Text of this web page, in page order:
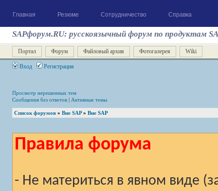
Главная Резюме Сотрудничество Справка
SAPфорум.RU: русскоязычный форум по продуктам
Портал Форум Файловый архив Фотогалерея Wiki
Вход Регистрация
Просмотр нерешенных тем
Сообщения без ответов | Активные темы
Список форумов » Вне SAP» Вне SAP
Правила форума
- Не материться в явном виде